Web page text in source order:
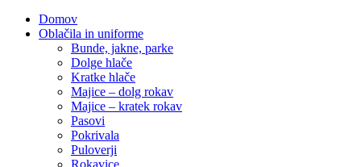
Domov
Oblačila in uniforme
Bunde, jakne, parke
Dolge hlače
Kratke hlače
Majice – dolg rokav
Majice – kratek rokav
Pasovi
Pokrivala
Puloverji